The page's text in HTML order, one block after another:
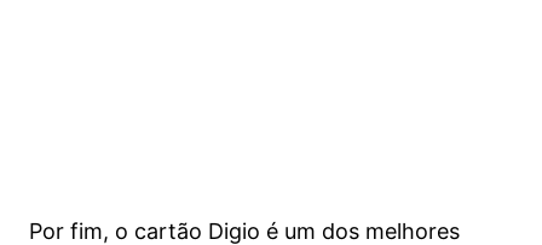
Por fim, o cartão Digio é um dos melhores